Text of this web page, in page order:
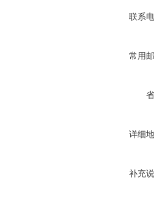
联系
常用
详细
补充